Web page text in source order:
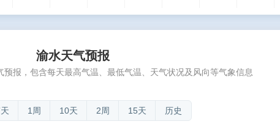
渝水天气预报
报，包含每天最高气温、最低气温、天气状况及风向等气象信息
1周 10天 2周 15天 历史